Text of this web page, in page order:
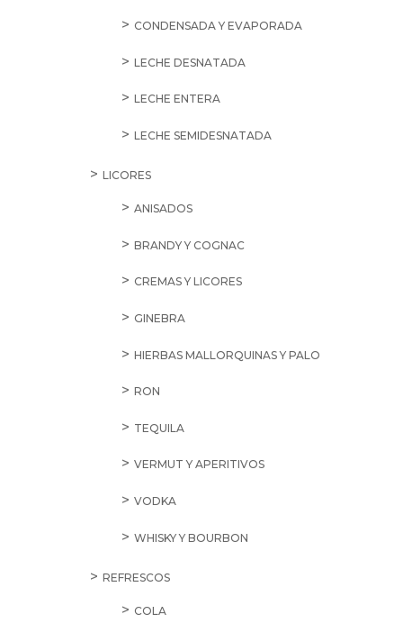
CONDENSADA Y EVAPORADA
LECHE DESNATADA
LECHE ENTERA
LECHE SEMIDESNATADA
LICORES
ANISADOS
BRANDY Y COGNAC
CREMAS Y LICORES
GINEBRA
HIERBAS MALLORQUINAS Y PALO
RON
TEQUILA
VERMUT Y APERITIVOS
VODKA
WHISKY Y BOURBON
REFRESCOS
COLA